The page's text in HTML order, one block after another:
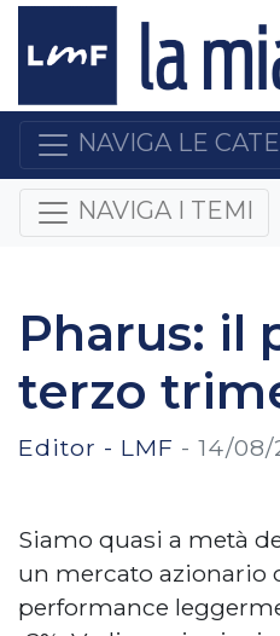
NAVIGA LE
NAVIGA I TEMI
Pharus: il
terzo
Editor - LMF - 14/08/
Siamo quasi a metà
un mercato azionario
performance